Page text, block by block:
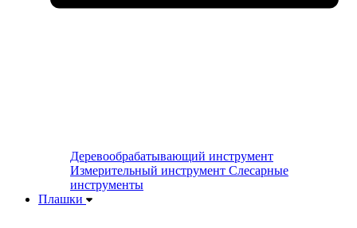
Деревообрабатывающий инструмент
Измерительный инструмент Слесарные
инструменты
Плашки